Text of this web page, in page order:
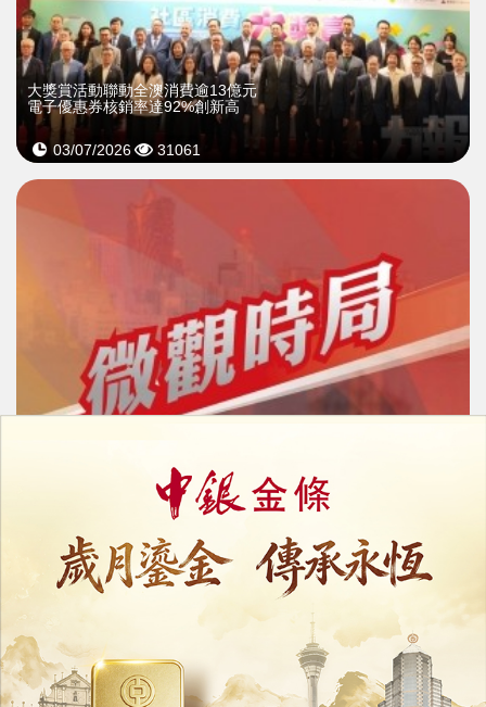
大獎賞活動聯動全澳消費逾13億元
電子優惠券核銷率達92%創新高
03/07/2026 31061
從結構性分化看澳門社區經濟的韌性優化